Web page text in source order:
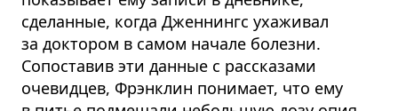
сделанные, когда Дженнингс ухаживал
за доктором в самом начале болезни.
Сопоставив эти данные с рассказами
очевидцев, Фрэнклин понимает, что ему